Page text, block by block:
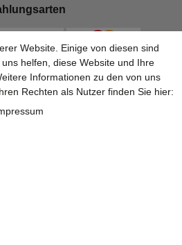
Website. Einige von diesen sind
helfen, diese Website und Ihre
Informationen zu den von uns
Rechten als Nutzer finden Sie hier: